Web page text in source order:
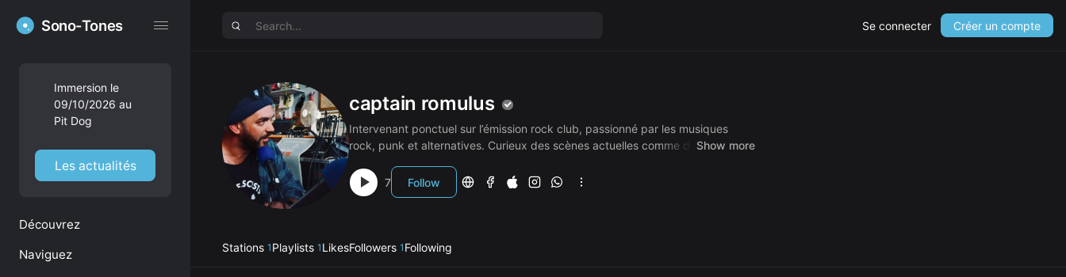
Sono-Tones Se connecter Créer un compte
Sono-Tones
Immersion le
09/10/2026 au
Pit Dog
Les actualités
Découvrez
Naviguez
captain romulus
Intervenant ponctuel sur l’émission rock club, passionné par les musiques
rock, punk et alternatives. Curieux des scènes actuelles comme des
indissociable de son époque.
Show more
7 Follow
Stations 1 Playlists 1 LikesFollowers 1 Following